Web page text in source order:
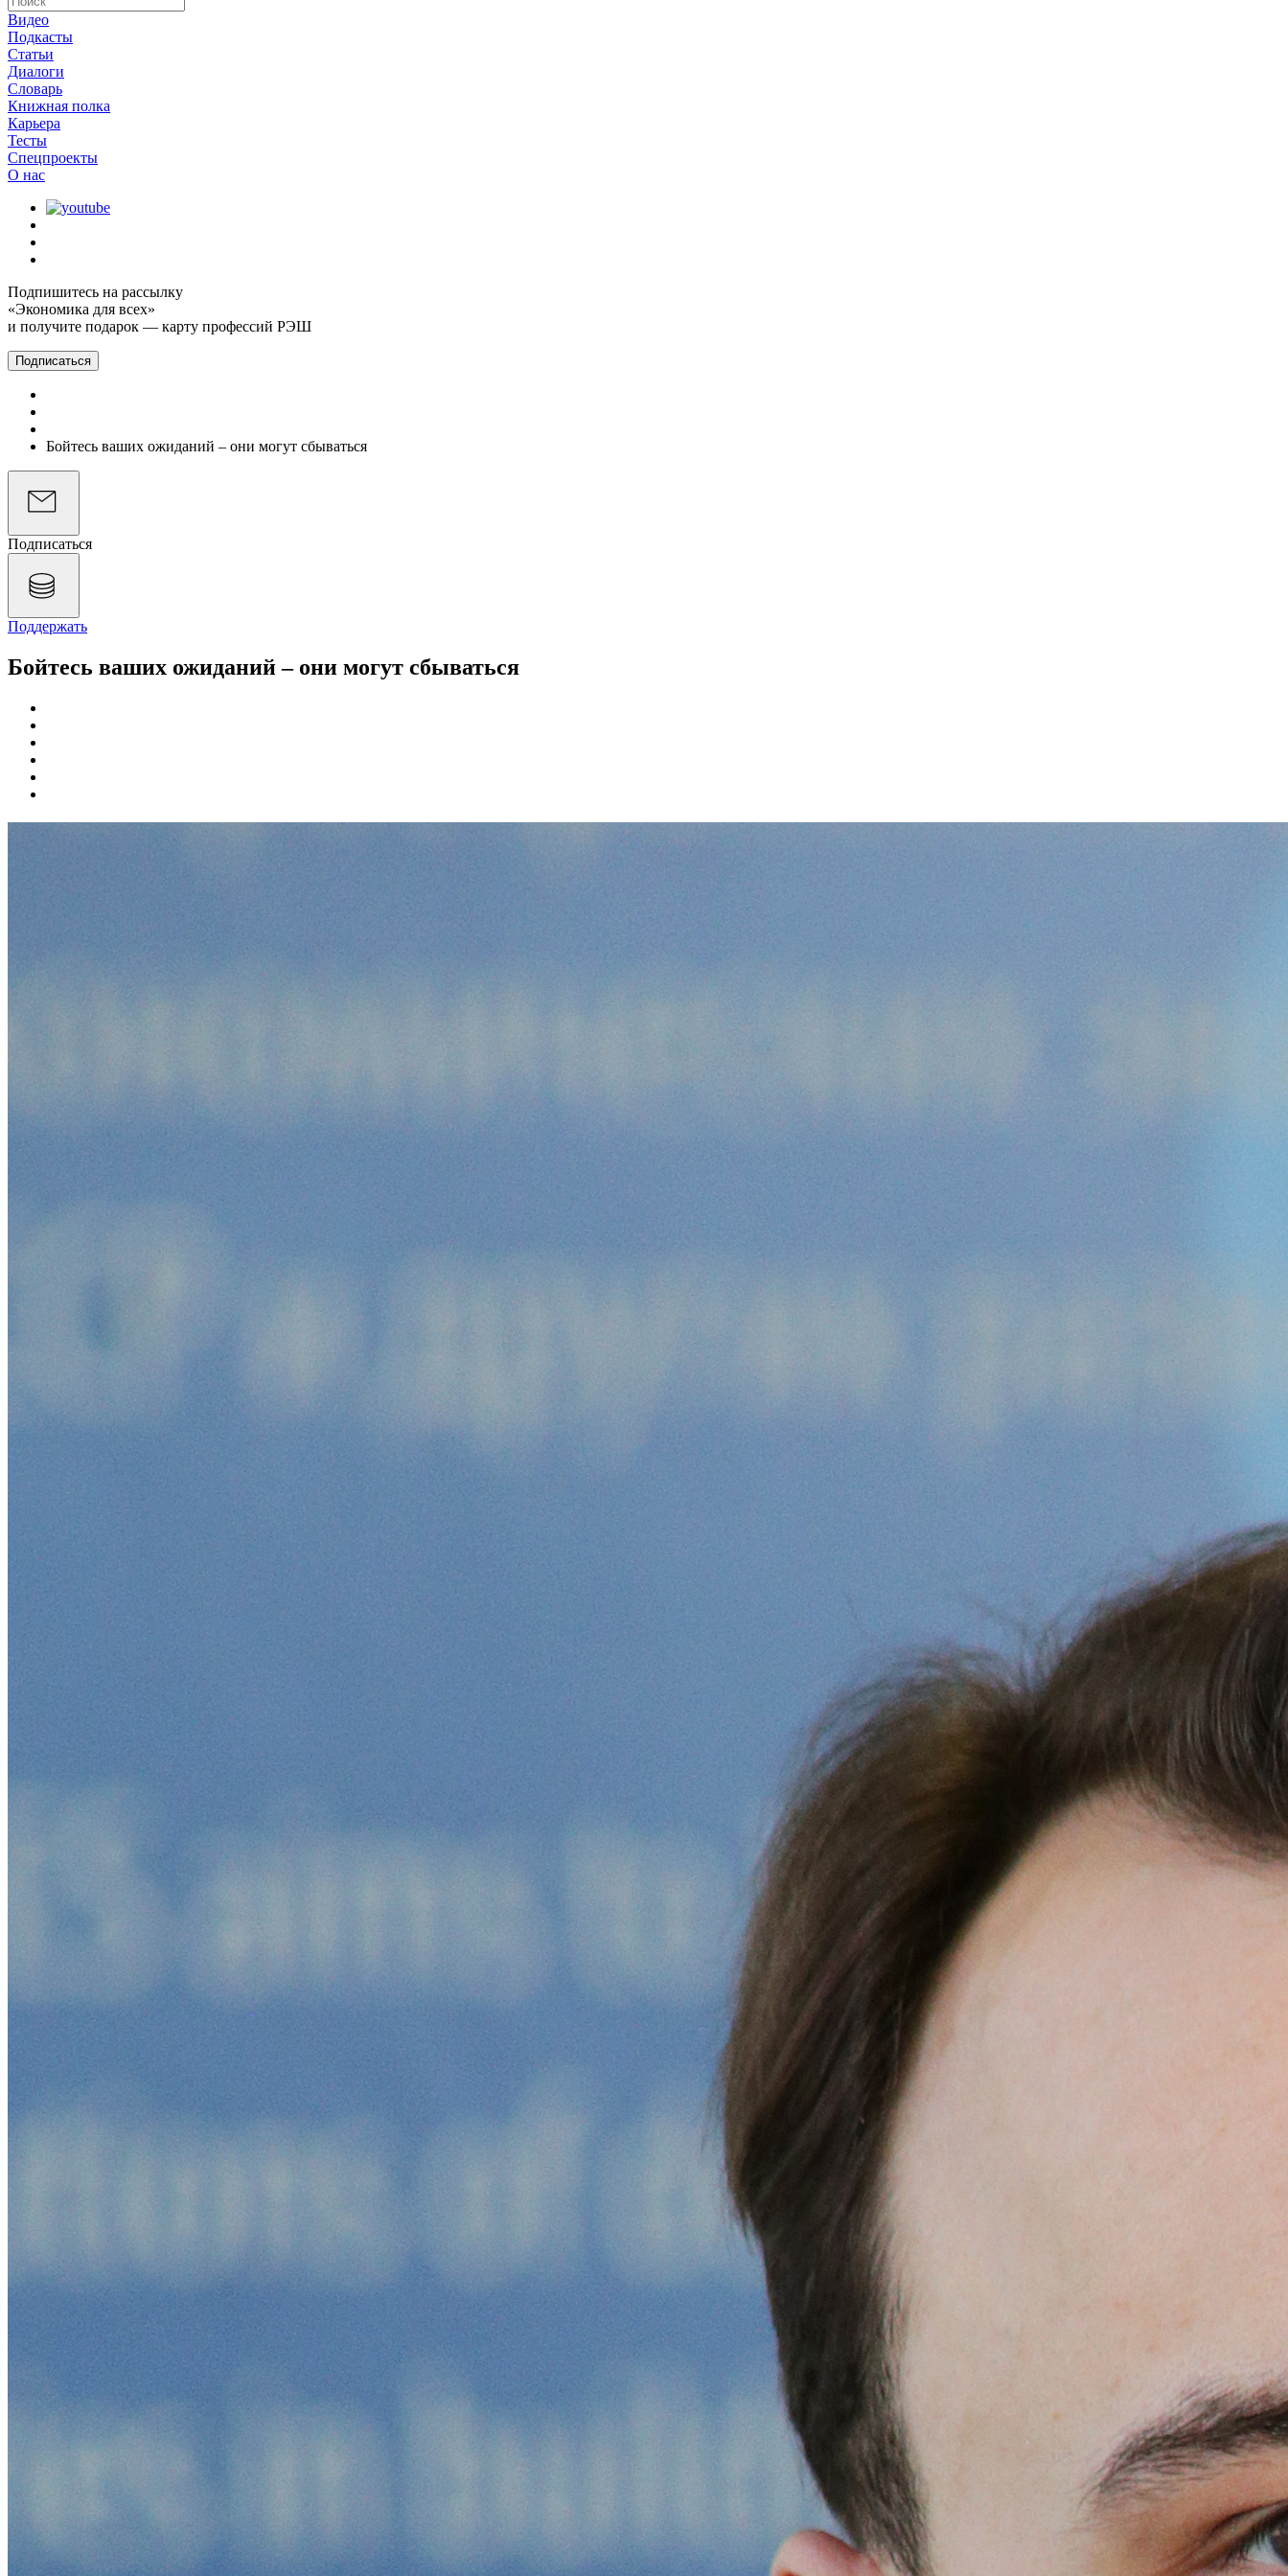
Видео
Подкасты
Статьи
Диалоги
Словарь
Книжная полка
Карьера
Тесты
Спецпроекты
О наc
Подпишитесь на рассылку
«Экономика для всех»
и получите подарок — карту профессий РЭШ
Подписаться
Бойтесь ваших ожиданий – они могут сбываться
Подписаться
Поддержать
Бойтесь ваших ожиданий – они могут сбываться